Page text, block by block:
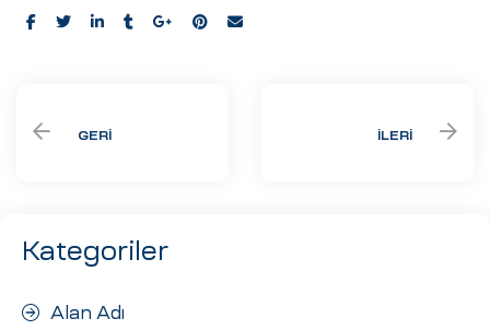
Share:
GERI İLERI
Kategoriler
Alan Adı